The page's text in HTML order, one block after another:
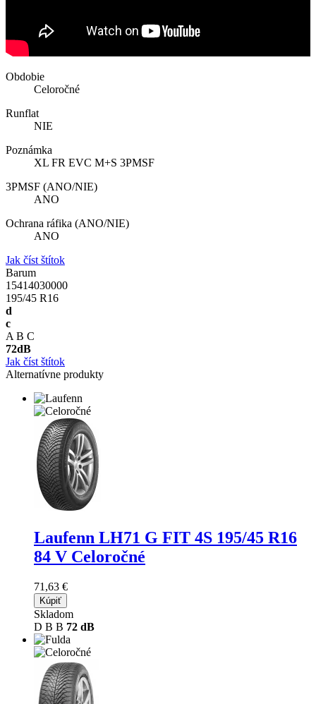
Obdobie
Celoročné
Runflat
NIE
Poznámka
XL FR EVC M+S 3PMSF
3PMSF (ANO/NIE)
ANO
Ochrana ráfika (ANO/NIE)
ANO
Jak číst štítok
Barum
15414030000
195/45 R16
d
c
A B C
72dB
Jak číst štítok
Alternatívne produkty
Laufenn LH71 G FIT 4S 195/45 R16
84 V Celoročné
71,63 €
Kúpiť
Skladom
D B B 72 dB